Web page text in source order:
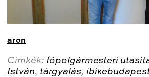
aron
Cimkék: főpolgármesteri
István, tárgyalás,